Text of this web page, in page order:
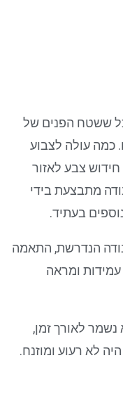
ששטח הפנים של
כמה עולה לצבוע
צבע לאזור
מתבצעת בידי
בעתיד.
הנדרשת, התאמה
ומראה
לאורך זמן,
לא רעוע ומוזנח.